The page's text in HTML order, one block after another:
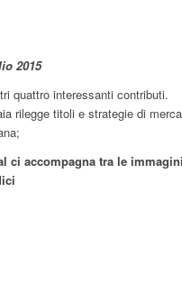
2015
quattro interessanti contributi.
rilegge titoli e strategie di
ci accompagna tra le